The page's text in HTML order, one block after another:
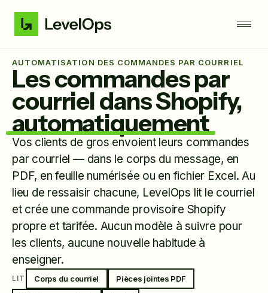
AUTOMATISATION DES COMMANDES PAR COURRIEL
Les commandes par
courriel dans Shopify,
automatiquement
Vos clients de gros envoient leurs commandes
par courriel — dans le corps du message, en
PDF, en feuille numérisée ou en fichier Excel. Au
lieu de ressaisir chacune, LevelOps lit le courriel
et crée une commande provisoire Shopify
propre et tarifée. Aucun modèle à suivre pour
les clients, aucune nouvelle habitude à
enseigner.
LIT Corps du courriel Pièces jointes PDF